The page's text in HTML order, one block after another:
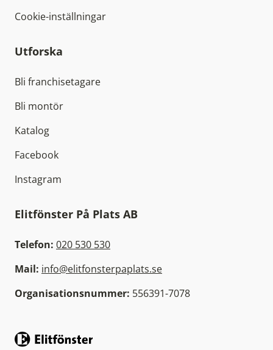
Cookie-inställningar
Utforska
Bli franchisetagare
Bli montör
Katalog
Facebook
Instagram
Elitfönster På Plats AB
Telefon: 020 530 530
Mail: info@elitfonsterpaplats.se
Organisationsnummer: 556391-7078